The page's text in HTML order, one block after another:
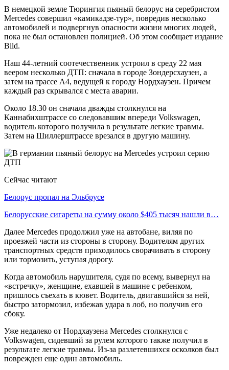
В немецкой земле Тюрингия пьяный белорус на серебристом
Mercedes совершил «камикадзе-тур», повредив несколько
автомобилей и подвергнув опасности жизни многих людей,
пока не был остановлен полицией. Об этом сообщает издание
Bild.
Наш 44-летний соотечественник устроил в среду 22 мая
веером несколько ДТП: сначала в городе Зондерсхаузен, а
затем на трассе А4, ведущей к городу Нордхаузен. Причем
каждый раз скрывался с места аварии.
Около 18.30 он сначала дважды столкнулся на
Каннабихштрассе со следовавшим впереди Volkswagen,
водитель которого получила в результате легкие травмы.
Затем на Шиллерштрассе врезался в другую машину.
Сейчас читают
Белорус пропал на Эльбрусе
Белорусские сигареты на сумму около $405 тысяч нашли в…
Далее Mercedes продолжил уже на автобане, виляя по
проезжей части из стороны в сторону. Водителям других
транспортных средств приходилось сворачивать в сторону
или тормозить, уступая дорогу.
Когда автомобиль нарушителя, судя по всему, вывернул на
«встречку», женщине, ехавшей в машине с ребенком,
пришлось съехать в кювет. Водитель, двигавшийся за ней,
быстро затормозил, избежав удара в лоб, но получив его
сбоку.
Уже недалеко от Нордхаузена Mercedes столкнулся с
Volkswagen, сидевший за рулем которого также получил в
результате легкие травмы. Из-за разлетевшихся осколков был
поврежден еще один автомобиль.